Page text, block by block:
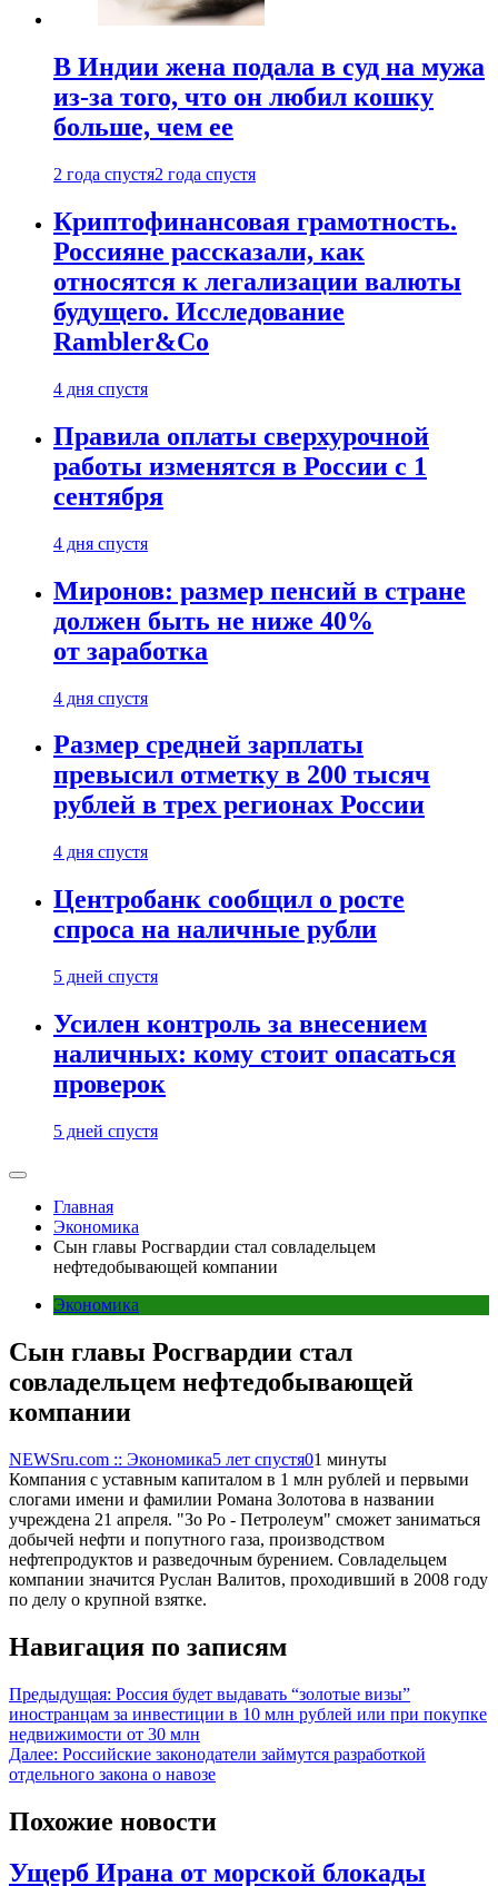
В Индии жена подала в суд на мужа
из-за того, что он любил кошку
больше, чем ее
2 года спустя2 года спустя
Криптофинансовая грамотность.
Россияне рассказали, как
относятся к легализации валюты
будущего. Исследование
Rambler&Co
4 дня спустя
Правила оплаты сверхурочной
работы изменятся в России с 1
сентября
4 дня спустя
Миронов: размер пенсий в стране
должен быть не ниже 40%
от заработка
4 дня спустя
Размер средней зарплаты
превысил отметку в 200 тысяч
рублей в трех регионах России
4 дня спустя
Центробанк сообщил о росте
спроса на наличные рубли
5 дней спустя
Усилен контроль за внесением
наличных: кому стоит опасаться
проверок
5 дней спустя
Главная
Экономика
Сын главы Росгвардии стал совладельцем
нефтедобывающей компании
Экономика
Сын главы Росгвардии стал
совладельцем нефтедобывающей
компании
NEWSru.com :: Экономика5 лет спустя01 минуты
Компания с уставным капиталом в 1 млн рублей и первыми
слогами имени и фамилии Романа Золотова в названии
учреждена 21 апреля. "Зо Ро - Петролеум" сможет заниматься
добычей нефти и попутного газа, производством
нефтепродуктов и разведочным бурением. Совладельцем
компании значится Руслан Валитов, проходивший в 2008 году
по делу о крупной взятке.
Навигация по записям
Предыдущая: Россия будет выдавать “золотые визы”
иностранцам за инвестиции в 10 млн рублей или при покупке
недвижимости от 30 млн
Далее: Российские законодатели займутся разработкой
отдельного закона о навозе
Похожие новости
Ущерб Ирана от морской блокады